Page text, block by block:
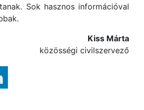
Sok hasznos információval
Kiss Márta
közösségi civilszervező